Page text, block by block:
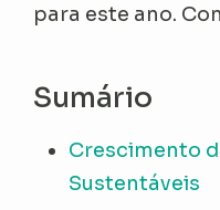
para este ano.
Sumário
Crescimento
Sustentáveis